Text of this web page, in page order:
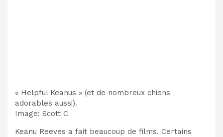
« Helpful Keanus » (et de nombreux chiens
adorables aussi).
Image: Scott C
Keanu Reeves a fait beaucoup de films. Certains